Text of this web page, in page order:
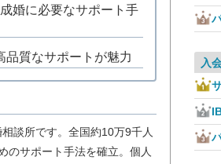
婚に必要なサポート手
品質なサポートが魅力
談所です。全国約10万9千人
のサポート手法を確立。個人
入